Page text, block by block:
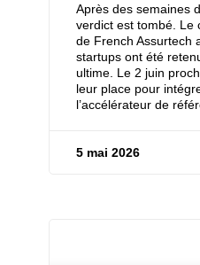
Après des semaines
verdict est tombé. Le
de French Assurtech
startups ont été
ultime. Le 2 juin
leur place pour
l’accélérateur de
5 mai 2026